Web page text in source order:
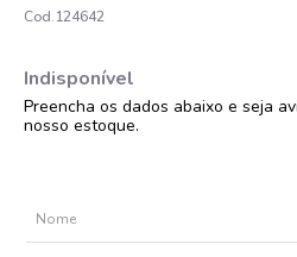
124642
5º tintura cabelo
6 elseve
7º proge